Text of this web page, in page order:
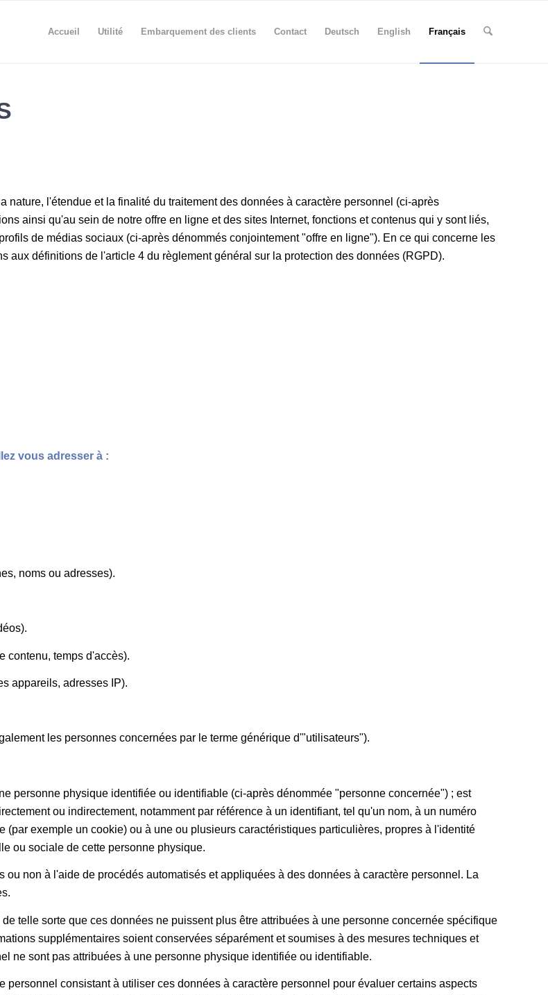
Accueil Utilité Embarquement des clients Contact Deutsch English Français
nature, l'étendue et la finalité du traitement des données à caractère personnel (ci-après
ainsi qu'au sein de notre offre en ligne et des sites Internet, fonctions et contenus qui y sont liés,
de médias sociaux (ci-après dénommés conjointement "offre en ligne"). En ce qui concerne les
aux définitions de l'article 4 du règlement général sur la protection des données (RGPD).
vous adresser à :
noms ou adresses).
contenu, temps d'accès).
appareils, adresses IP).
les personnes concernées par le terme générique d'"utilisateurs").
personne physique identifiée ou identifiable (ci-après dénommée "personne concernée") ; est
ou indirectement, notamment par référence à un identifiant, tel qu'un nom, à un numéro
exemple un cookie) ou à une ou plusieurs caractéristiques particulières, propres à l'identité
ou sociale de cette personne physique.
non à l'aide de procédés automatisés et appliquées à des données à caractère personnel. La
telle sorte que ces données ne puissent plus être attribuées à une personne concernée spécifique
supplémentaires soient conservées séparément et soumises à des mesures techniques et
ne sont pas attribuées à une personne physique identifiée ou identifiable.
consistant à utiliser ces données à caractère personnel pour évaluer certains aspects